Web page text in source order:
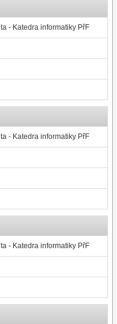
- Katedra informatiky PřF
- Katedra informatiky PřF
- Katedra informatiky PřF